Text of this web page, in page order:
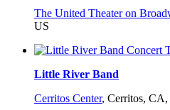
The United Theater on
US
Little River Band
Cerritos Center, Cerritos, CA,